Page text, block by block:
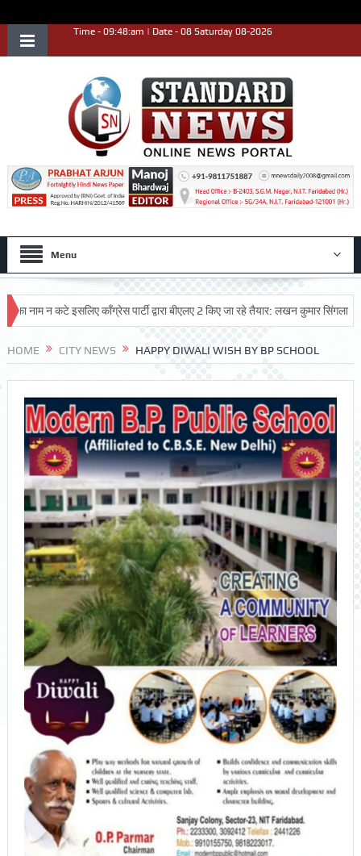
Time - 09:48:am | Date - 08 Saturday 08-2026
Menu
न कटे इसलिए काँग्रेस पार्टी द्वारा बीएलए 2 किए जा रहे तैयार: लखन कुमार सिंगला
HOME CITY NEWS HAPPY DIWALI WISH BY BP SCHOOL